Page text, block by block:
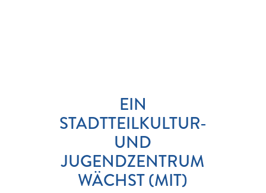
EIN
STADTTEILKULTUR-
UND
JUGENDZENTRUM
WÄCHST (MIT)